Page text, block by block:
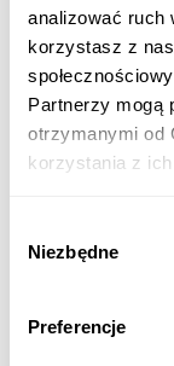
analizować ruch
korzystasz z
Partnerzy mogą
otrzymanymi od
korzystania z ich
zgody
Niezbędne
Preferencje
2020 HONDA